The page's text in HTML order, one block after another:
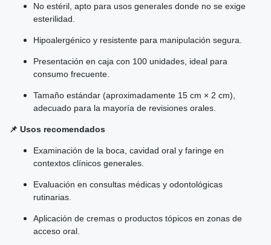
No estéril, apto para usos generales donde no se exige
esterilidad.
Hipoalergénico y resistente para manipulación segura.
Presentación en caja con 100 unidades, ideal para
consumo frecuente.
Tamaño estándar (aproximadamente 15 cm × 2 cm),
adecuado para la mayoría de revisiones orales.
📌 Usos recomendados
Examinación de la boca, cavidad oral y faringe en
contextos clínicos generales.
Evaluación en consultas médicas y odontológicas
rutinarias.
Aplicación de cremas o productos tópicos en zonas de
acceso oral.